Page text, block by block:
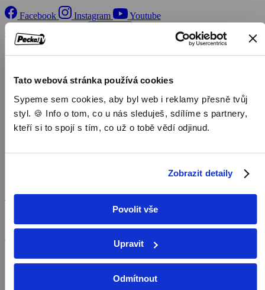
Tato webová stránka používá cookies
Sypeme sem cookies, aby byl web i reklamy přesně tvůj
styl. 🍪 Info o tom, co u nás sleduješ, sdílíme s partnery,
kteří si to spojí s tím, co už o tobě vědí odjinud.
Zobrazit detaily
Povolit vše
Upravit
Odmítnout
Facebook Instagram
Youtube
Objednat
Domů
Program
/
Dokumenty
Rímekben hordozva
Rímekben hordozva
Koupit TV online
Režie: Hidvégi Igor
Pořad aktuálně není v nabídce